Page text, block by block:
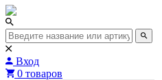
Вход
0 товаров